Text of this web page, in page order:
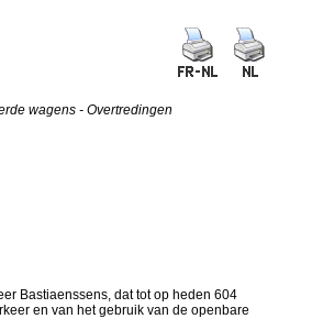
wagens - Overtredingen
Bastiaenssens, dat tot op heden 604
en van het gebruik van de openbare